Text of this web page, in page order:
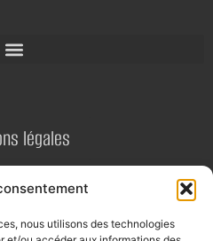
nous utilisons des technologies
légales
confidentialité